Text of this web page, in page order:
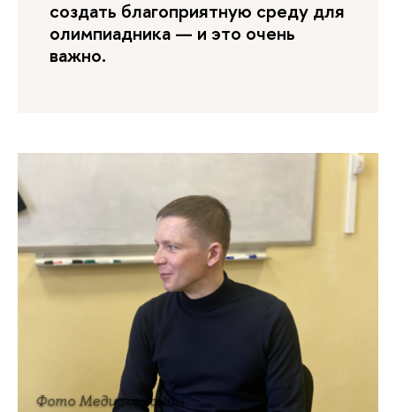
создать благоприятную среду для
олимпиадника — и это очень
важно.
Фото Медиакоманды